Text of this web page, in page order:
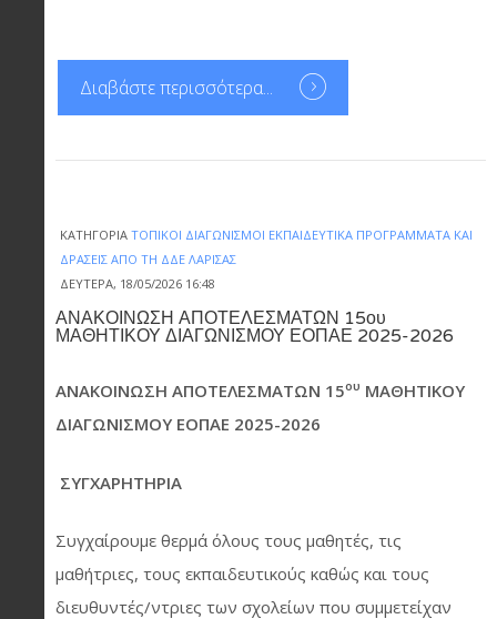
Διαβάστε περισσότερα...
ΚΑΤΗΓΟΡΊΑ ΤΟΠΙΚΟΊ ΔΙΑΓΩΝΙΣΜΟΊ ΕΚΠΑΙΔΕΥΤΙΚΆ ΠΡΟΓΡΆΜΜΑΤΑ ΚΑΙ
ΔΡΆΣΕΙΣ ΑΠΌ ΤΗ ΔΔΕ ΛΆΡΙΣΑΣ
ΔΕΥΤΈΡΑ, 18/05/2026 16:48
ΑΝΑΚΟΙΝΩΣΗ ΑΠΟΤΕΛΕΣΜΑΤΩΝ 15ου
ΜΑΘΗΤΙΚΟΥ ΔΙΑΓΩΝΙΣΜΟΥ ΕΟΠΑΕ 2025-2026
ΑΝΑΚΟΙΝΩΣΗ ΑΠΟΤΕΛΕΣΜΑΤΩΝ 15ου ΜΑΘΗΤΙΚΟΥ
ΔΙΑΓΩΝΙΣΜΟΥ ΕΟΠΑΕ 2025-2026
ΣΥΓΧΑΡΗΤΗΡΙΑ
Συγχαίρουμε θερμά όλους τους μαθητές, τις
μαθήτριες, τους εκπαιδευτικούς καθώς και τους
διευθυντές/ντριες των σχολείων που συμμετείχαν